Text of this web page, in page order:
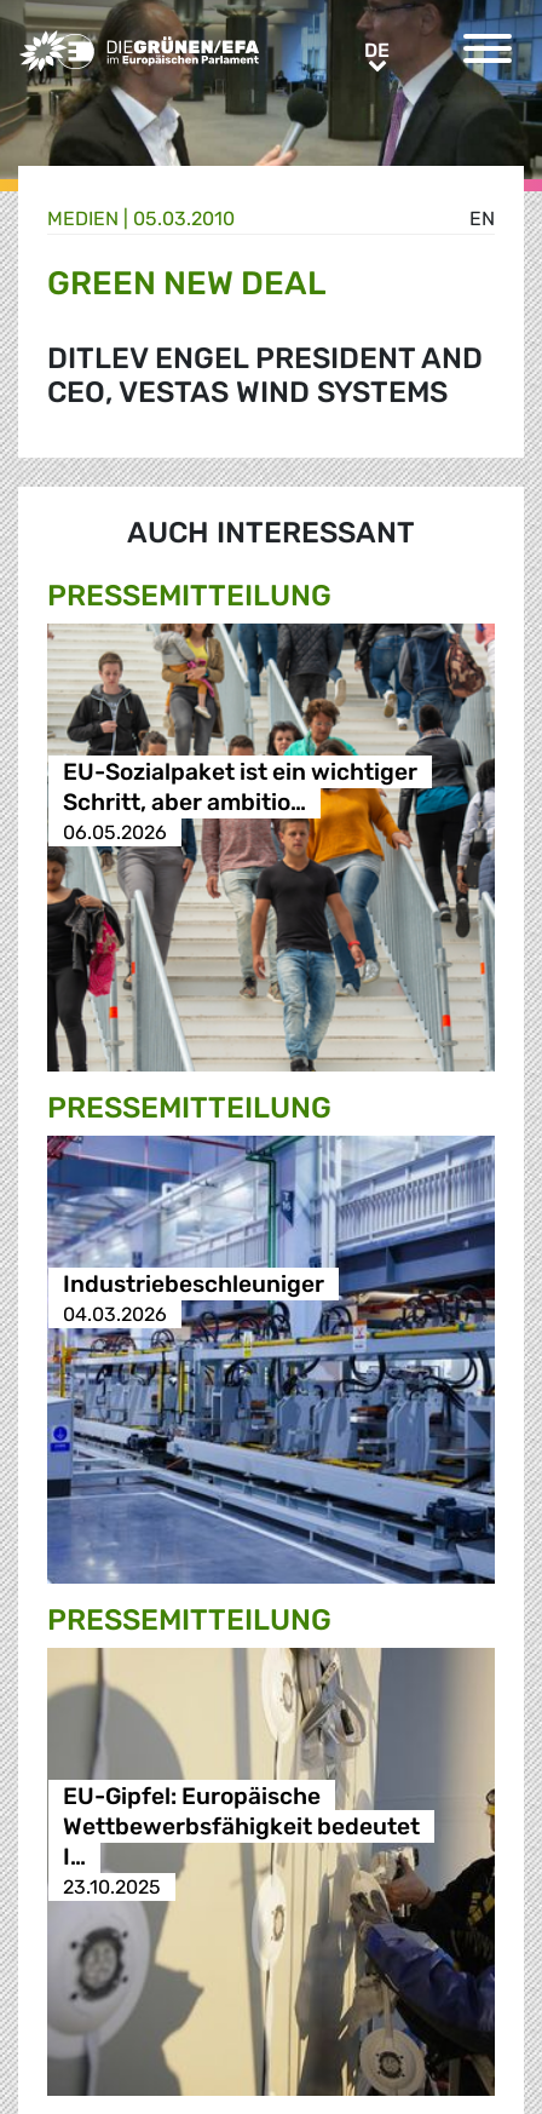
Greens/EFA Home DEDE
EN
MEDIEN 05.03.2010
GREEN NEW DEAL
DITLEV ENGEL PRESIDENT AND
CEO, VESTAS WIND SYSTEMS
AUCH INTERESSANT
PRESSE­MITTEILUNG
EU-Sozialpaket ist ein wichtiger
Schritt, aber ambitio…
06.05.2026
PRESSE­MITTEILUNG
Industriebeschleuniger
04.03.2026
PRESSE­MITTEILUNG
EU-Gipfel: Europäische
Wettbewerbsfähigkeit bedeutet
I…
23.10.2025